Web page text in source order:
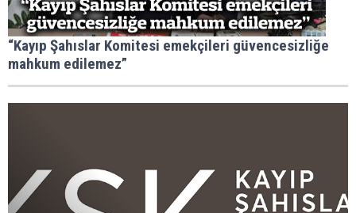
“Kayıp Şahıslar Komitesi emekçileri güvencesizliğe
mahkum edilemez”